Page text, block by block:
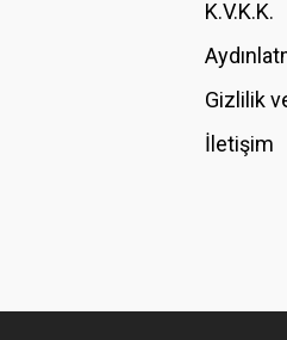
Bu ürüne benzer farklı
K.V.K.K.
Gizlilik
İletişim